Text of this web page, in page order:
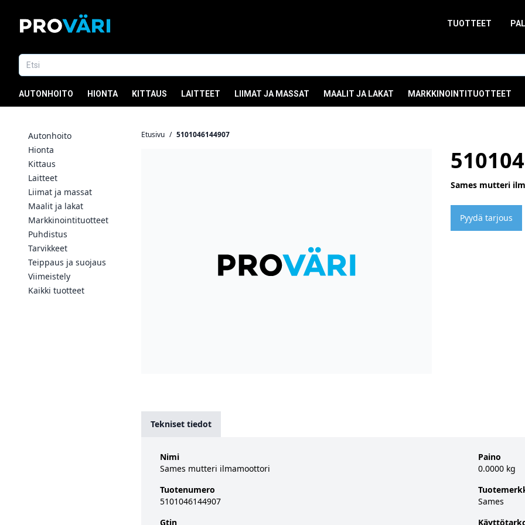
TUOTTEET
AUTONHOITO HIONTA KITTAUS LAITTEET LIIMAT JA MASSAT MAALIT JA LAKAT MARKKINOINTITUOTTEET
Autonhoito
Hionta
Kittaus
Laitteet
Liimat ja massat
Maalit ja lakat
Markkinointituotteet
Puhdistus
Tarvikkeet
Teippaus ja suojaus
Viimeistely
Kaikki tuotteet
Etusivu / 5101046144907
Sames mutteri
Pyydä tarjous
Tekniset tiedot
Nimi
Sames mutteri ilmamoottori
Tuotenumero
5101046144907
Gtin
Paino
0.0000 kg
Sames